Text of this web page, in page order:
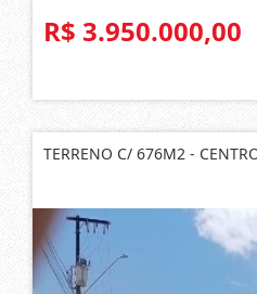
R$ 3.950.000,00
TERRENO C/ 676M2 -